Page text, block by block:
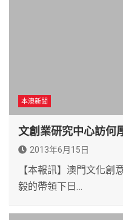
本澳新聞
文創業研究中心訪何
2013年6月15日
【本報訊】澳門文化創
毅的帶領下日…